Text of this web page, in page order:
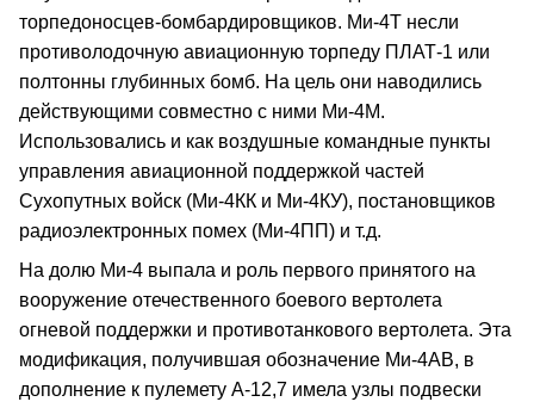
торпедоносцев-бомбардировщиков. Ми-4Т несли
противолодочную авиационную торпеду ПЛАТ-1 или
полтонны глубинных бомб. На цель они наводились
действующими совместно с ними Ми-4М.
Использовались и как воздушные командные пункты
управления авиационной поддержкой частей
Сухопутных войск (Ми-4КК и Ми-4КУ), постановщиков
радиоэлектронных помех (Ми-4ПП) и т.д.
На долю Ми-4 выпала и роль первого принятого на
вооружение отечественного боевого вертолета
огневой поддержки и противотанкового вертолета. Эта
модификация, получившая обозначение Ми-4АВ, в
дополнение к пулемету А-12,7 имела узлы подвески